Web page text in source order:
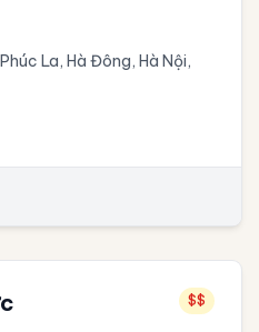
La, Hà Đông, Hà Nội,
$$